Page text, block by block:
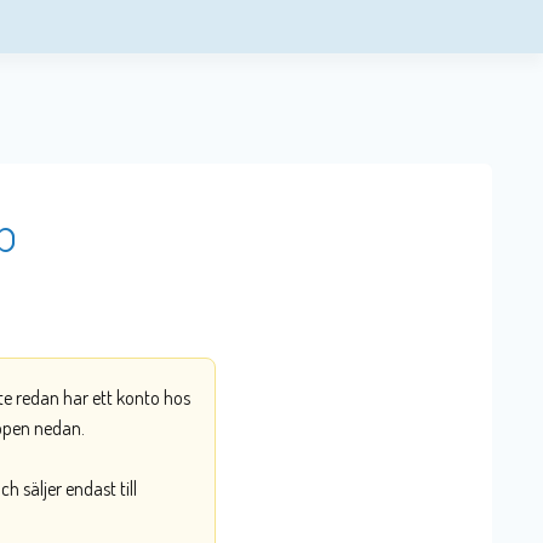
redan har ett konto hos
nedan.
säljer endast till